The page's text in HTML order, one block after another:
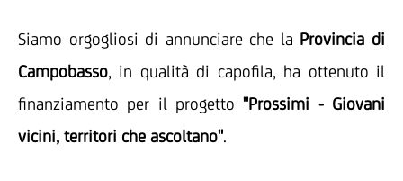
Siamo orgogliosi di annunciare che la Provincia di
Campobasso, in qualità di capofila, ha ottenuto il
finanziamento per il progetto"Prossimi - Giovani
vicini, territori che ascoltano".